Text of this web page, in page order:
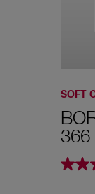
SOFT
366